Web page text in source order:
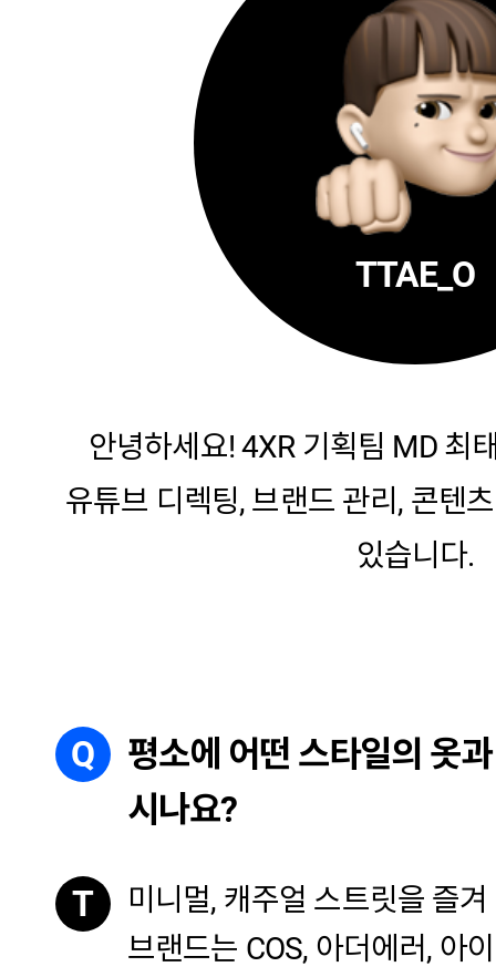
TTAE_O
안녕하세요! 4XR 기획팀 MD 최
유튜브 디렉팅, 브랜드 관리, 콘텐
있습니다.
Q
평소에 어떤 스타일의 옷
시나요?
T
미니멀, 캐주얼 스트릿을 즐
브랜드는 COS, 아더에러, 아